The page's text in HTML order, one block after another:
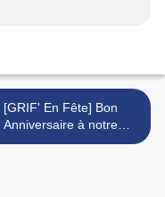
[GRIF' En Fête] Bon
Anniversaire à notre
Membre d'Honneur! >